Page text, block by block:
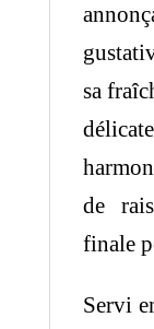
sa
de
finale
Servi